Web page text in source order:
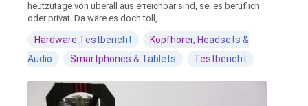
heutzutage von überall aus erreichbar sind, sei es beruflich
oder privat. Da wäre es doch toll, ...
Hardware Testbericht
Kopfhörer, Headsets &
Audio
Smartphones & Tablets Testbericht